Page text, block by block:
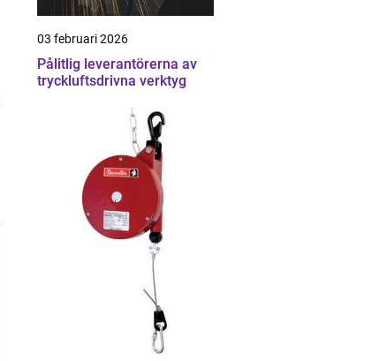
03 februari 2026
Pålitlig leverantörerna av
tryckluftsdrivna verktyg